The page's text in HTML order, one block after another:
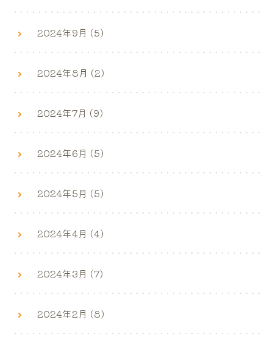
2024年9月 (5)
2024年8月 (2)
2024年7月 (9)
2024年6月 (5)
2024年5月 (5)
2024年4月 (4)
2024年3月 (7)
2024年2月 (8)